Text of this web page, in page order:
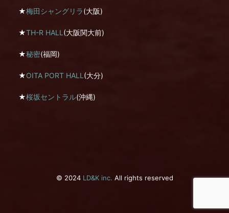
★梅田シャングリラ(大阪)
★TH-R HALL (大阪関大前)
★秘密(福岡)
★OITA PORT HALL (大分)
★桜坂セントラル(沖縄)
© 2024 LD&K inc. All rights reserved